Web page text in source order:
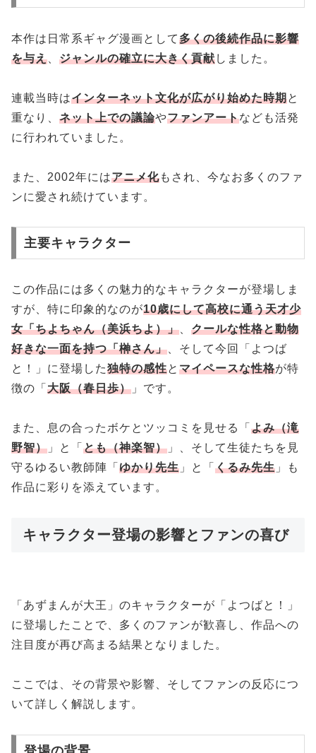
本作は日常系ギャグ漫画として多くの後続作品に影響
を与え
ジャンルの確立に大きく貢献しました。
連載当時はインターネット文化が広がり始めた時期と
重なり、 ネット上での議論やファンアートなども活発
に行われていました。
また、2002年にはアニメ化もされ、今なお多くのファ
ンに愛され続けています。
主要キャラクター
この作品には多くの魅力的なキャラクターが登場しま
すが、特に印象的なのが10歳にして高校に通う天才少
女「ちよちゃん（美浜ちよ）」
クールな性格と動物
好きな一面を持つ「榊さん」 、そして今回「よつば
と！」に登場した独特の感性と マイペースな性格が特
徴の「 大阪（春日歩） 」です。
また、息の合ったボケとツッコミを見せる「 よみ（滝
野智） 」と「 とも（神楽智） 」、そして生徒たちを見
守るゆるい教師陣「 ゆかり先生 」と「 くるみ先生 」も
作品に彩りを添えています。
キャラクター登場の影響とファンの喜び
「あずまんが大王」のキャラクターが「よつばと！」
に登場したことで、多くのファンが歓喜し、作品への
注目度が再び高まる結果となりました。
ここでは、その背景や影響、そしてファンの反応につ
いて詳しく解説します。